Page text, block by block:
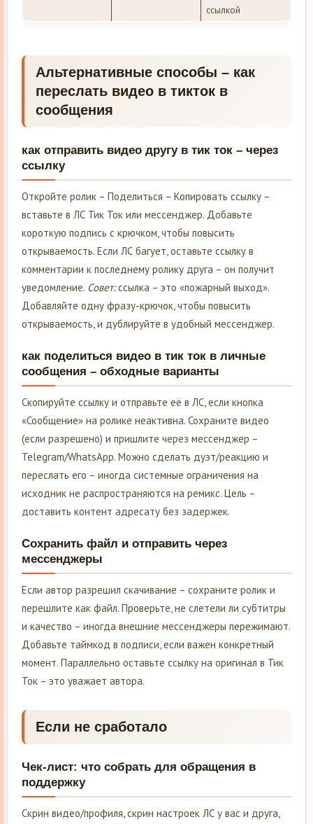
ссылкой
Альтернативные способы – как
переслать видео в тикток в
сообщения
как отправить видео другу в тик ток – через
ссылку
Откройте ролик – Поделиться – Копировать ссылку –
вставьте в ЛС Тик Ток или мессенджер. Добавьте
короткую подпись с крючком, чтобы повысить
открываемость. Если ЛС багует, оставьте ссылку в
комментарии к последнему ролику друга – он получит
уведомление. Совет:ссылка – это «пожарный выход».
Добавляйте одну фразу-крючок, чтобы повысить
открываемость, и дублируйте в удобный мессенджер.
как поделиться видео в тик ток в личные
сообщения – обходные варианты
Скопируйте ссылку и отправьте её в ЛС, если кнопка
«Сообщение» на ролике неактивна. Сохраните видео
(если разрешено) и пришлите через мессенджер –
Telegram/WhatsApp. Можно сделать дуэт/реакцию и
переслать его – иногда системные ограничения на
исходник не распространяются на ремикс. Цель –
доставить контент адресату без задержек.
Сохранить файл и отправить через
мессенджеры
Если автор разрешил скачивание – сохраните ролик и
перешлите как файл. Проверьте, не слетели ли субтитры
и качество – иногда внешние мессенджеры пережимают.
Добавьте таймкод в подписи, если важен конкретный
момент. Параллельно оставьте ссылку на оригинал в Тик
Ток – это уважает автора.
Если не сработало
Чек-лист: что собрать для обращения в
поддержку
Скрин видео/профиля, скрин настроек ЛС у вас и друга,